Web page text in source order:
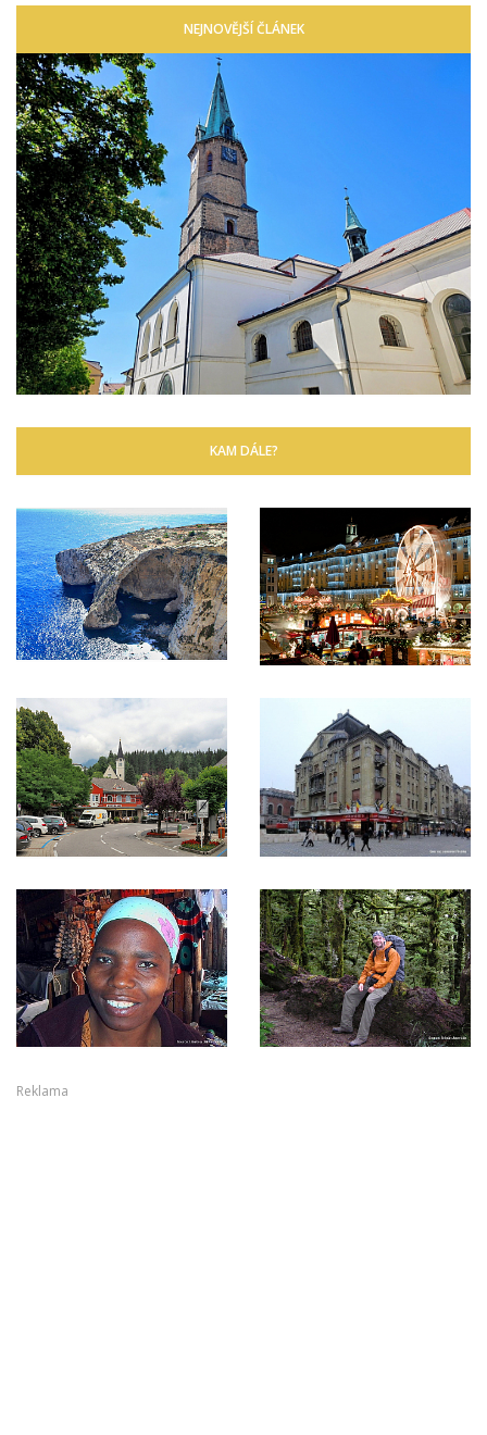
NEJNOVĚJŠÍ ČLÁNEK
KAM DÁLE?
Reklama